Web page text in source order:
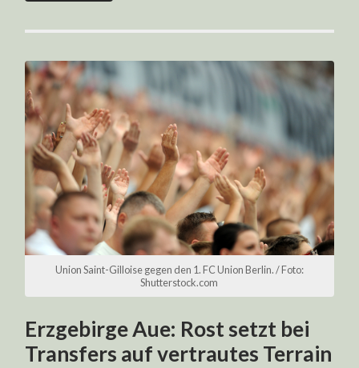
Union Saint-Gilloise gegen den 1. FC Union Berlin. / Foto:
Shutterstock.com
Erzgebirge Aue: Rost setzt bei
Transfers auf vertrautes Terrain